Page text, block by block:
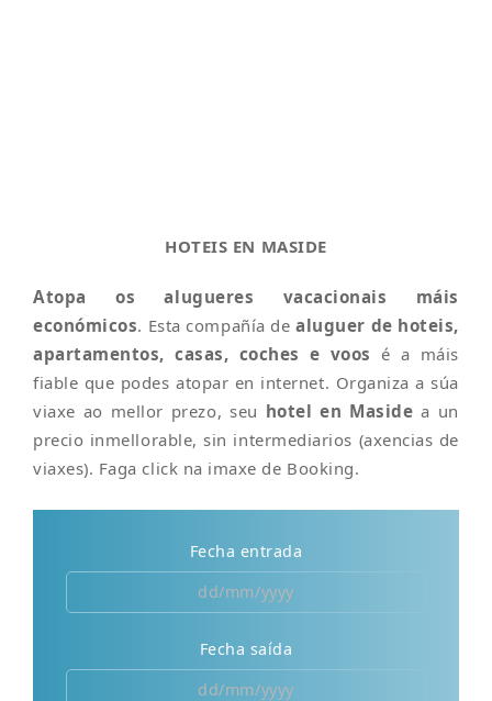
HOTEIS EN MASIDE
Atopa os alugueres vacacionais máis
económicos. Esta compañía dealuguer de hoteis,
apartamentos, casas, coches e voos é a máis
fiable que podes atopar en internet. Organiza a súa
viaxe ao mellor prezo, seu hotel en Maside a un
precio inmellorable, sin intermediarios (axencias de
viaxes). Faga click na imaxe de Booking.
Fecha entrada
Fecha saída